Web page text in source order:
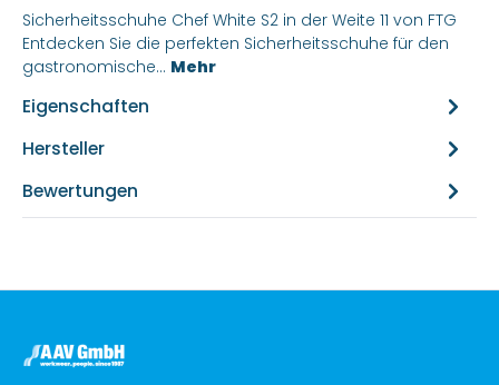
Sicherheitsschuhe Chef White S2 in der Weite 11 von FTG
Entdecken Sie die perfekten Sicherheitsschuhe für den
gastronomische… Mehr
Eigenschaften
Hersteller
Bewertungen